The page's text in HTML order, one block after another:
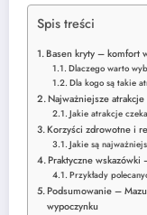
Spis treści
Basen kryty – komfort
Dlaczego warto
Dla kogo są takie
Najważniejsze
Jakie atrakcje
Korzyści zdrowotne i
Jakie są
Praktyczne
Przykłady
Podsumowanie –
wypoczynku